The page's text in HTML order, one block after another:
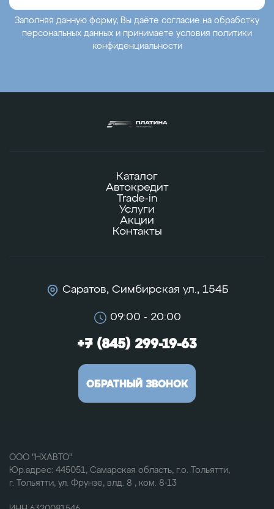
Заполняя данную форму, Вы даёте согласие на обработку
персональных данных и принимаете условия политики
конфиденциальности
Каталог
Автокредит
Trade-in
Услуги
Акции
Контакты
Саратов, Симбирская ул., 154Б
+7 (845) 299-19-63
09:00 - 20:00
ОБРАТНЫЙ ЗВОНОК
ООО "НХАВТО"
Юр.адрес: 445051, Самарская область, г.о. Тольятти,
г. Тольятти, ул. Фрунзе, влд. 8 , ком. 8-13